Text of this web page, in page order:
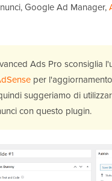
Google Ad Manager,
Ads Pro sconsiglia
per
suggeriamo di
con questo plugin.